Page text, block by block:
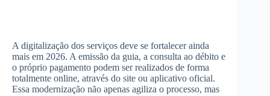
A digitalização dos serviços deve se fortalecer ainda
mais em 2026. A emissão da guia, a consulta ao débito e
o próprio pagamento podem ser realizados de forma
totalmente online, através do site ou aplicativo oficial.
Essa modernização não apenas agiliza o processo, mas